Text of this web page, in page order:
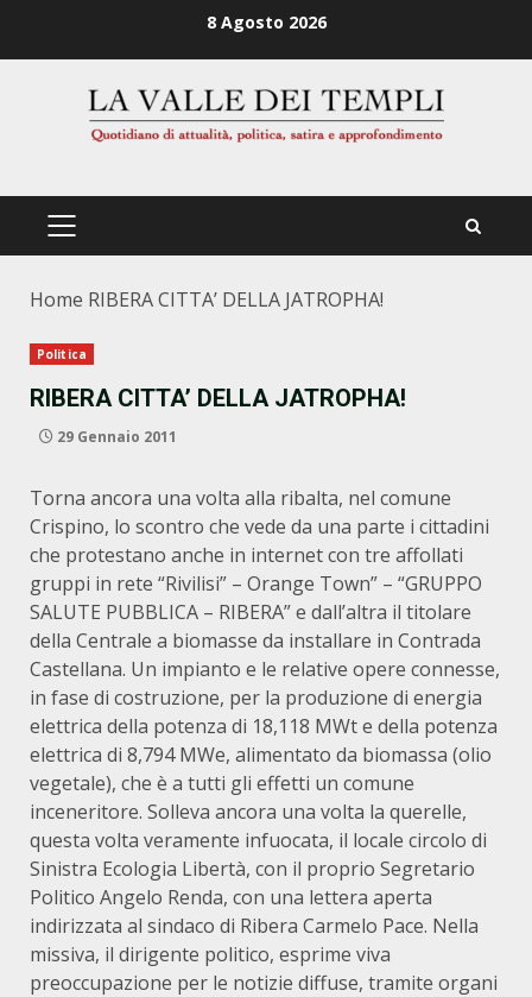
8 Agosto 2026
PRIMÄRES
Home RIBERA CITTA’ DELLA JATROPHA!
Politica
RIBERA CITTA’ DELLA JATROPHA!
29 Gennaio 2011
Torna ancora una volta alla ribalta, nel comune
Crispino, lo scontro che vede da una parte i cittadini
che protestano anche in internet con tre affollati
gruppi in rete “Rivilisi” – Orange Town” – “GRUPPO
SALUTE PUBBLICA – RIBERA” e dall’altra il titolare
della Centrale a biomasse da installare in Contrada
Castellana. Un impianto e le relative opere connesse,
in fase di costruzione, per la produzione di energia
elettrica della potenza di 18,118 MWt e della potenza
elettrica di 8,794 MWe, alimentato da biomassa (olio
vegetale), che è a tutti gli effetti un comune
inceneritore. Solleva ancora una volta la querelle,
questa volta veramente infuocata, il locale circolo di
Sinistra Ecologia Libertà, con il proprio Segretario
Politico Angelo Renda, con una lettera aperta
indirizzata al sindaco di Ribera Carmelo Pace. Nella
missiva, il dirigente politico, esprime viva
preoccupazione per le notizie diffuse, tramite organi